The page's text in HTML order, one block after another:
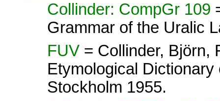
Collinder: CompGr 109
Grammar of the Uralic
FUV = Collinder, Björn,
Etymological
Stockholm 1955.